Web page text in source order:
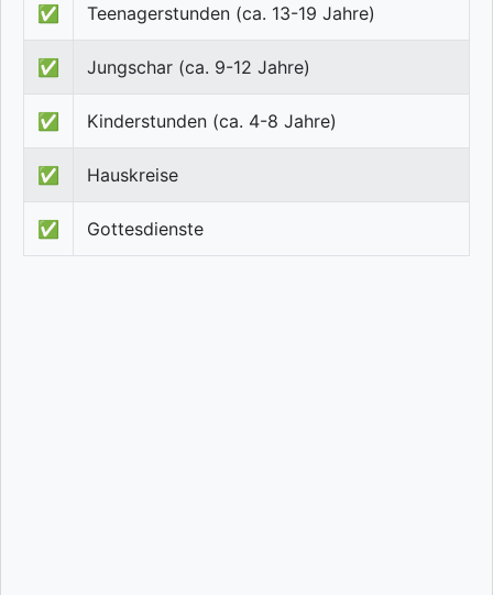
✅ Teenagerstunden (ca. 13-19 Jahre)
✅ Jungschar (ca. 9-12 Jahre)
✅ Kinderstunden (ca. 4-8 Jahre)
✅ Hauskreise
✅ Gottesdienste